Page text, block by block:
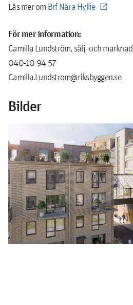
Läs mer om Brf Nära Hyllie
För mer information:
Camilla Lundström, sälj- och
040-10 94 57
Camilla.Lundstrom@riksbyggen.se
Bilder